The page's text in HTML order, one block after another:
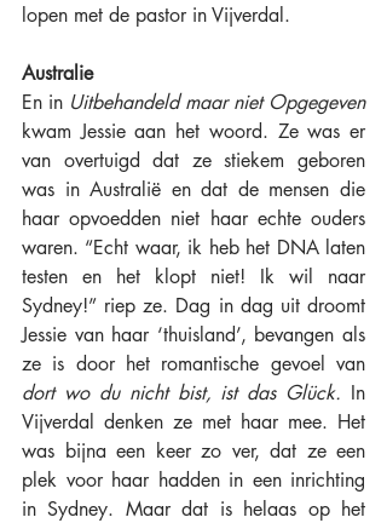
lopen met de pastor in Vijverdal.
Australie
En in Uitbehandeld maar niet Opgegeven
kwam Jessie aan het woord. Ze was er
van overtuigd dat ze stiekem geboren
was in Australië en dat de mensen die
haar opvoedden niet haar echte ouders
waren. “Echt waar, ik heb het DNA laten
testen en het klopt niet! Ik wil naar
Sydney!” riep ze. Dag in dag uit droomt
Jessie van haar ‘thuisland’, bevangen als
dort wo du nicht bist, ist das Glück. In
Vijverdal denken ze met haar mee. Het
was bijna een keer zo ver, dat ze een
plek voor haar hadden in een inrichting
in Sydney. Maar dat is helaas op het